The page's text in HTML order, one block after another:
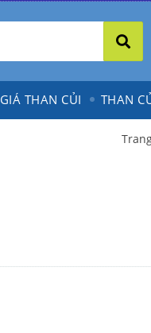
GIÁ THAN CỦI THAN